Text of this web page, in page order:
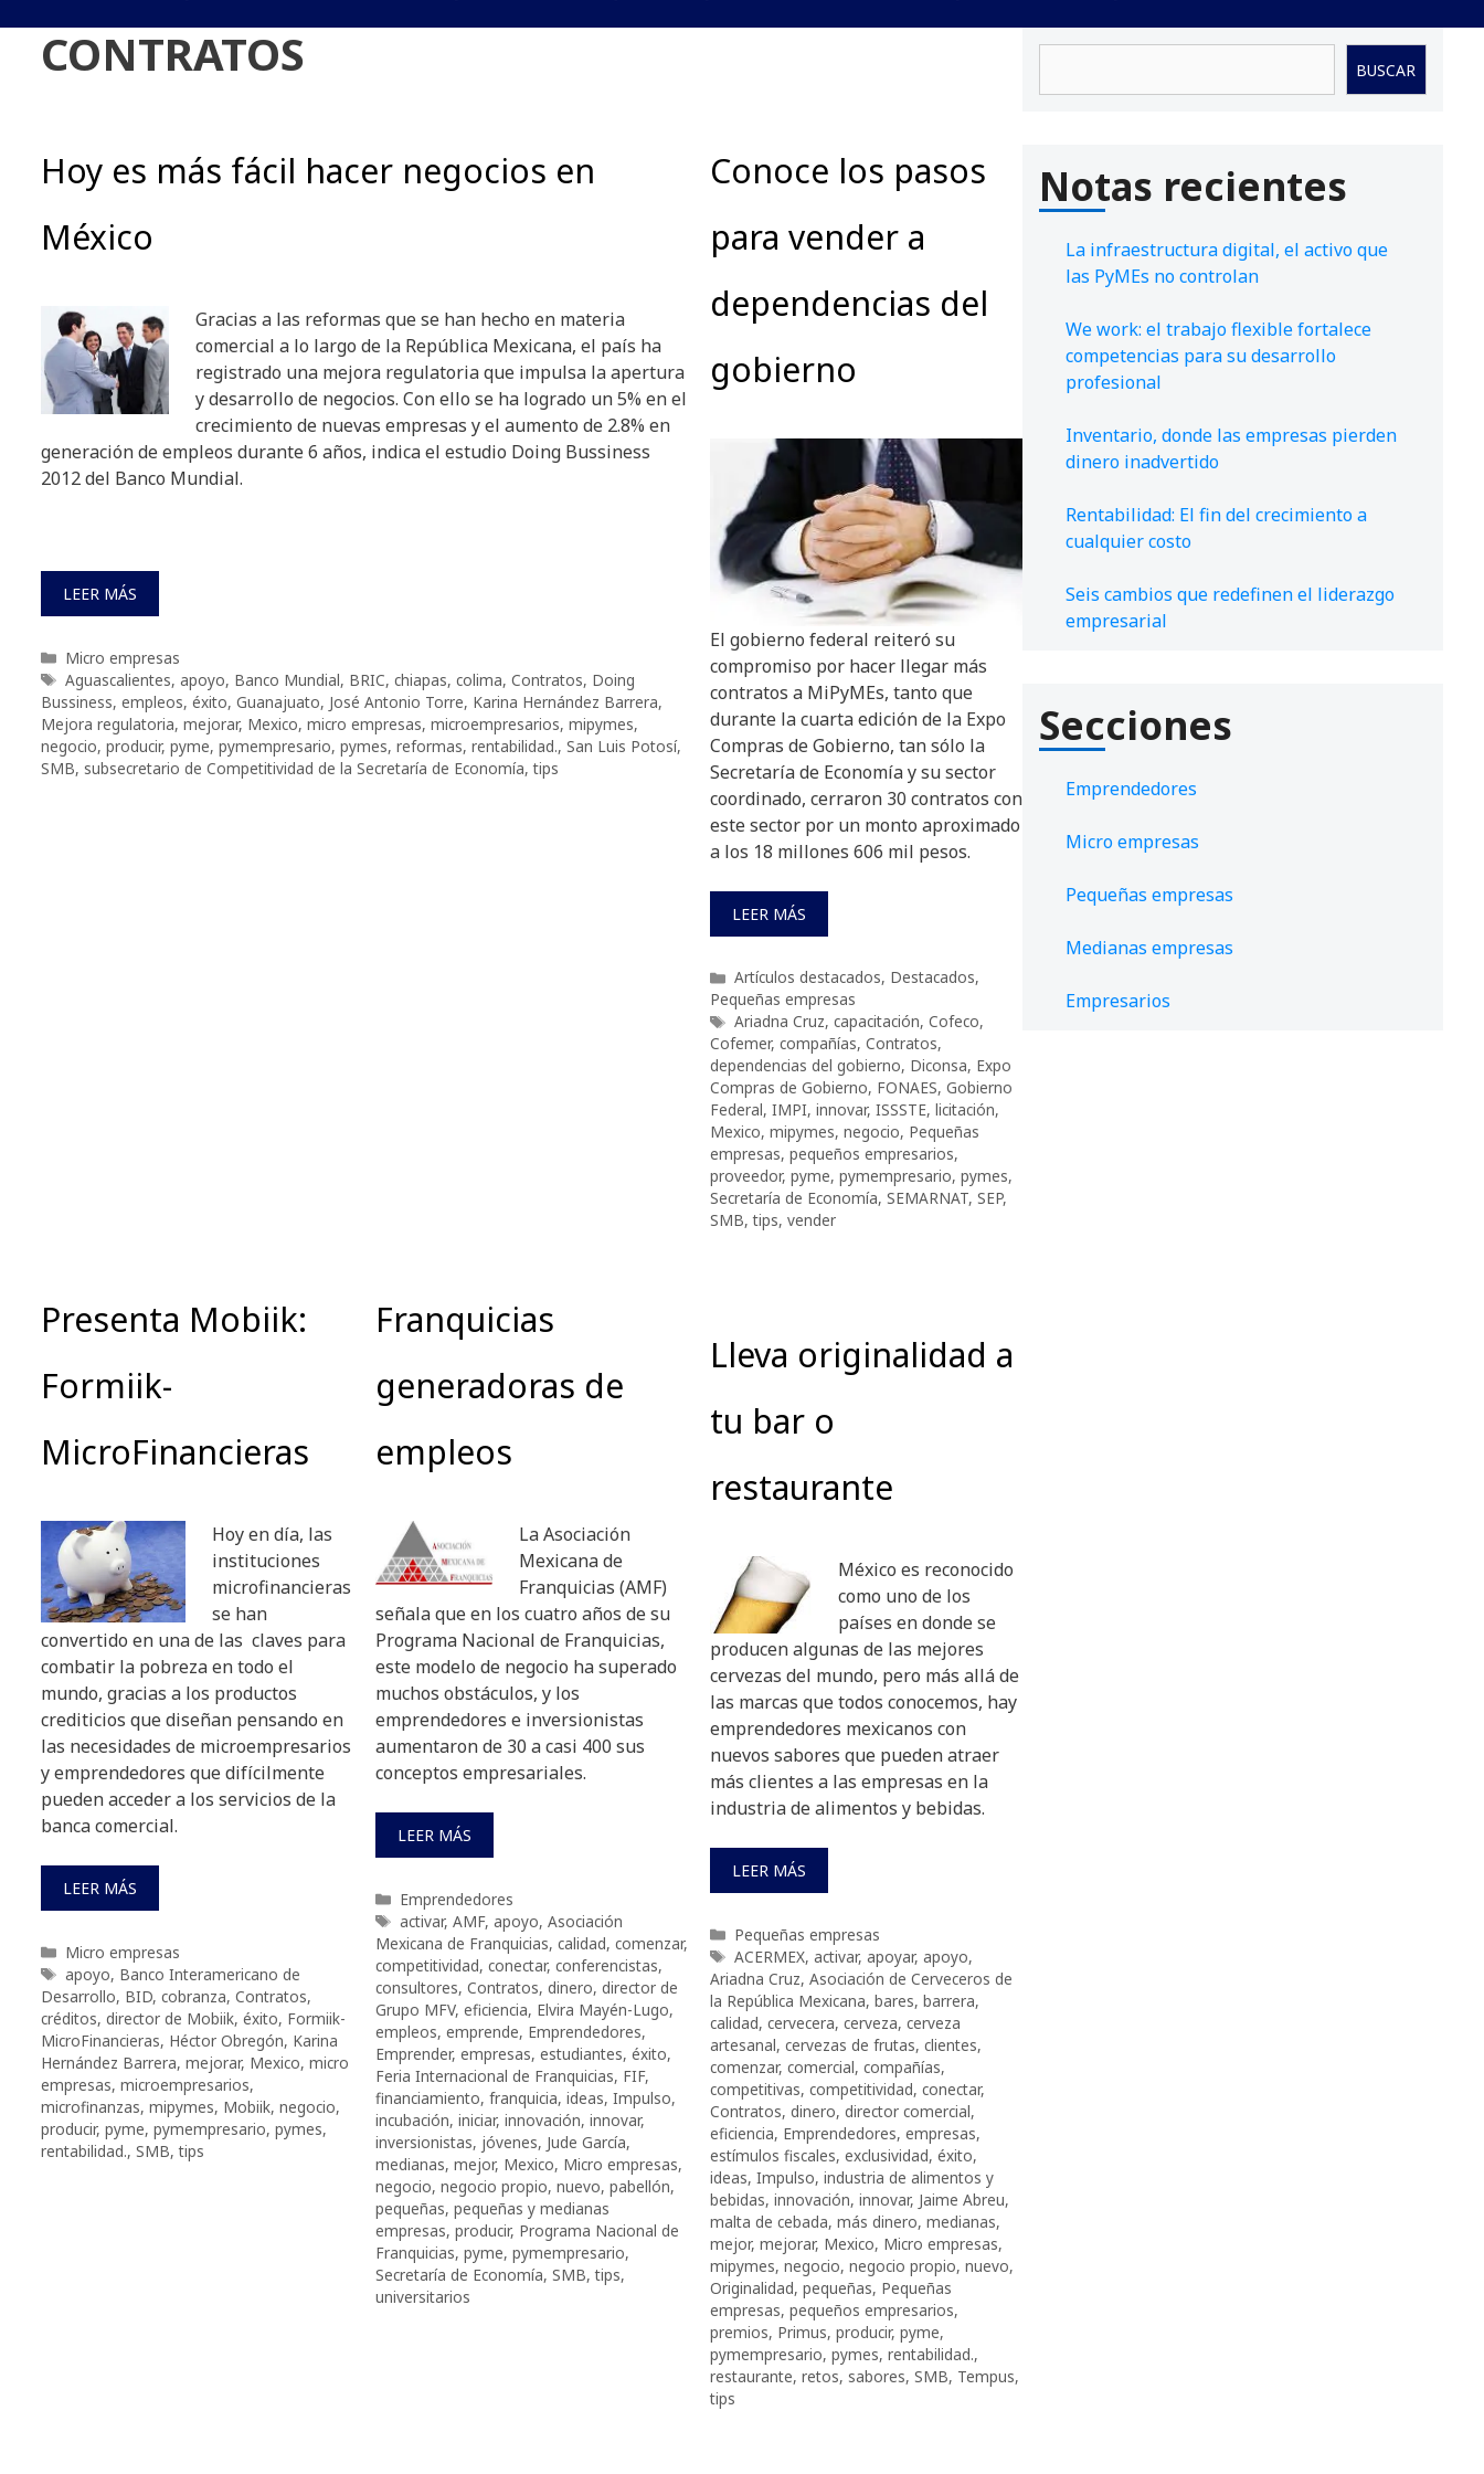
CONTRATOS
Hoy es más fácil hacer negocios en
México
Gracias a las reformas que se han hecho en materia
comercial a lo largo de la República Mexicana, el país ha
registrado una mejora regulatoria que impulsa la apertura
y desarrollo de negocios. Con ello se ha logrado un 5% en el
crecimiento de nuevas empresas y el aumento de 2.8% en
generación de empleos durante 6 años, indica el estudio Doing Bussiness
2012 del Banco Mundial.
LEER MÁS
Categorías
Micro empresas
Etiquetas
Aguascalientes, apoyo, Banco Mundial, BRIC, chiapas, colima, Contratos, Doing
Bussiness, empleos, éxito, Guanajuato, José Antonio Torre, Karina Hernández Barrera,
Mejora regulatoria, mejorar, Mexico, micro empresas, microempresarios, mipymes,
negocio, producir, pyme, pymempresario, pymes, reformas, rentabilidad., San Luis Potosí,
SMB, subsecretario de Competitividad de la Secretaría de Economía,tips
Conoce los pasos
para vender a
dependencias del
gobierno
El gobierno federal reiteró su
compromiso por hacer llegar más
contratos a MiPyMEs, tanto que
durante la cuarta edición de la Expo
Compras de Gobierno, tan sólo la
Secretaría de Economía y su sector
coordinado, cerraron 30 contratos con
este sector por un monto aproximado
a los 18 millones 606 mil pesos.
LEER MÁS
Categorías
Artículos destacados, Destacados,
Pequeñas empresas
Etiquetas
Ariadna Cruz, capacitación, Cofeco,
Cofemer, compañías, Contratos,
dependencias del gobierno, Diconsa, Expo
Compras de Gobierno, FONAES, Gobierno
Federal, IMPI, innovar, ISSSTE, licitación,
Mexico, mipymes, negocio, Pequeñas
empresas, pequeños empresarios,
proveedor, pyme, pymempresario, pymes,
Secretaría de Economía, SEMARNAT, SEP,
SMB,tips, vender
Presenta Mobiik:
Formiik-
MicroFinancieras
Hoy en día, las
instituciones
microfinancieras
se han
convertido en una de las claves para
combatir la pobreza en todo el
mundo, gracias a los productos
crediticios que diseñan pensando en
las necesidades de microempresarios
y emprendedores que difícilmente
pueden acceder a los servicios de la
banca comercial.
LEER MÁS
Categorías
Micro empresas
Etiquetas
apoyo, Banco Interamericano de
Desarrollo, BID, cobranza, Contratos,
créditos, director de Mobiik, éxito, Formiik-
MicroFinancieras, Héctor Obregón, Karina
Hernández Barrera, mejorar, Mexico, micro
empresas, microempresarios,
microfinanzas, mipymes, Mobiik, negocio,
producir, pyme, pymempresario, pymes,
rentabilidad., SMB,tips
Franquicias
generadoras de
empleos
La Asociación
Mexicana de
Franquicias (AMF)
señala que en los cuatro años de su
Programa Nacional de Franquicias,
este modelo de negocio ha superado
muchos obstáculos, y los
emprendedores e inversionistas
aumentaron de 30 a casi 400 sus
conceptos empresariales.
LEER MÁS
Categorías
Emprendedores
Etiquetas
activar, AMF, apoyo, Asociación
Mexicana de Franquicias, calidad, comenzar,
competitividad, conectar, conferencistas,
consultores, Contratos, dinero, director de
Grupo MFV, eficiencia, Elvira Mayén-Lugo,
empleos, emprende, Emprendedores,
Emprender, empresas, estudiantes, éxito,
Feria Internacional de Franquicias, FIF,
financiamiento, franquicia, ideas, Impulso,
incubación, iniciar, innovación, innovar,
inversionistas, jóvenes, Jude García,
medianas, mejor, Mexico, Micro empresas,
negocio, negocio propio, nuevo, pabellón,
pequeñas, pequeñas y medianas
empresas, producir, Programa Nacional de
Franquicias, pyme, pymempresario,
Secretaría de Economía, SMB,tips,
universitarios
Lleva originalidad a
tu bar o
restaurante
México es reconocido
como uno de los
países en donde se
producen algunas de las mejores
cervezas del mundo, pero más allá de
las marcas que todos conocemos, hay
emprendedores mexicanos con
nuevos sabores que pueden atraer
más clientes a las empresas en la
industria de alimentos y bebidas.
LEER MÁS
Categorías
Pequeñas empresas
Etiquetas
ACERMEX, activar, apoyar, apoyo,
Ariadna Cruz, Asociación de Cerveceros de
la República Mexicana, bares, barrera,
calidad, cervecera, cerveza, cerveza
artesanal, cervezas de frutas, clientes,
comenzar, comercial, compañías,
competitivas, competitividad, conectar,
Contratos, dinero, director comercial,
eficiencia, Emprendedores, empresas,
estímulos fiscales, exclusividad, éxito,
ideas, Impulso, industria de alimentos y
bebidas, innovación, innovar, Jaime Abreu,
malta de cebada, más dinero, medianas,
mejor, mejorar, Mexico, Micro empresas,
mipymes, negocio, negocio propio, nuevo,
Originalidad, pequeñas, Pequeñas
empresas, pequeños empresarios,
premios, Primus, producir, pyme,
pymempresario, pymes, rentabilidad.,
restaurante, retos, sabores, SMB, Tempus,
tips
BUSCAR
Notas recientes
La infraestructura digital, el activo que
las PyMEs no controlan
We work: el trabajo flexible fortalece
competencias para su desarrollo
profesional
Inventario, donde las empresas pierden
dinero inadvertido
Rentabilidad: El fin del crecimiento a
cualquier costo
Seis cambios que redefinen el liderazgo
empresarial
Secciones
Emprendedores
Micro empresas
Pequeñas empresas
Medianas empresas
Empresarios